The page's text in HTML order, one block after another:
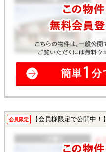
会員限定 【会員様限定で公開中！】